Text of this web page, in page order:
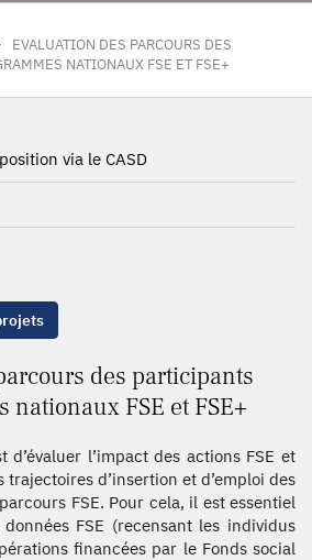
EVALUATION DES PARCOURS DES
NATIONAUX FSE ET FSE+
via le CASD
des participants
nationaux FSE et FSE+
d’évaluer l’impact des actions FSE et
d’insertion et d’emploi des
FSE. Pour cela, il est essentiel
FSE (recensant les individus
financées par le Fonds social